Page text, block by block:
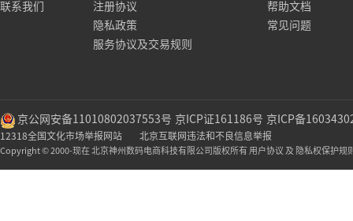
联系我们
注册协议
隐私政策
服务协议及交易规则
帮助文档
常见问题
京公网安备11010802037553号 京ICP证161186号 京ICP备
12318全国文化市场举报网站 北京互联网违法和不良信息举报
Copyright © 2000-现在 北京神州数码电商科技有限公司版权所有 用户协议 及 隐私权保护规